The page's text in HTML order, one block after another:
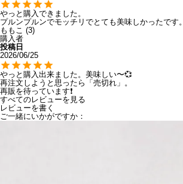
やっと購入できました。
プルンプルンでモッチリでとても美味しかったです。
ももこ
3
購入者
投稿日
2026/06/25
やっと購入出来ました。美味しい〜💞
再注文しようと思ったら「売切れ」。
再販を待っています❗
すべてのレビューを見る
レビューを書く
ご一緒にいかがですか：